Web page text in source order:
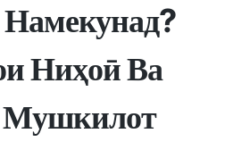
Ниҳоӣ Ва
Мушкилот